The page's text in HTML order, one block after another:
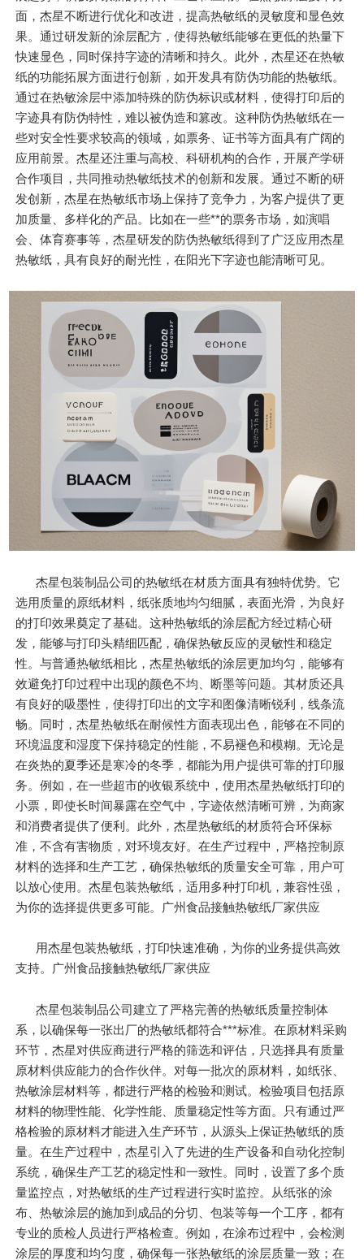
面，杰星不断进行优化和改进，提高热敏纸的灵敏度和显色效
果。通过研发新的涂层配方，使得热敏纸能够在更低的热量下
快速显色，同时保持字迹的清晰和持久。此外，杰星还在热敏
纸的功能拓展方面进行创新，如开发具有防伪功能的热敏纸。
通过在热敏涂层中添加特殊的防伪标识或材料，使得打印后的
字迹具有防伪特性，难以被伪造和篡改。这种防伪热敏纸在一
些对安全性要求较高的领域，如票务、证书等方面具有广阔的
应用前景。杰星还注重与高校、科研机构的合作，开展产学研
合作项目，共同推动热敏纸技术的创新和发展。通过不断的研
发创新，杰星在热敏纸市场上保持了竞争力，为客户提供了更
加质量、多样化的产品。比如在一些**的票务市场，如演唱
会、体育赛事等，杰星研发的防伪热敏纸得到了广泛应用杰星
热敏纸，具有良好的耐光性，在阳光下字迹也能清晰可见。
杰星包装制品公司的热敏纸在材质方面具有独特优势。它
选用质量的原纸材料，纸张质地均匀细腻，表面光滑，为良好
的打印效果奠定了基础。这种热敏纸的涂层配方经过精心研
发，能够与打印头精细匹配，确保热敏反应的灵敏性和稳定
性。与普通热敏纸相比，杰星热敏纸的涂层更加均匀，能够有
效避免打印过程中出现的颜色不均、断墨等问题。其材质还具
有良好的吸墨性，使得打印出的文字和图像清晰锐利，线条流
畅。同时，杰星热敏纸在耐候性方面表现出色，能够在不同的
环境温度和湿度下保持稳定的性能，不易褪色和模糊。无论是
在炎热的夏季还是寒冷的冬季，都能为用户提供可靠的打印服
务。例如，在一些超市的收银系统中，使用杰星热敏纸打印的
小票，即使长时间暴露在空气中，字迹依然清晰可辨，为商家
和消费者提供了便利。此外，杰星热敏纸的材质符合环保标
准，不含有害物质，对环境友好。在生产过程中，严格控制原
材料的选择和生产工艺，确保热敏纸的质量安全可靠，用户可
以放心使用。杰星包装热敏纸，适用多种打印机，兼容性强，
为你的选择提供更多可能。广州食品接触热敏纸厂家供应
用杰星包装热敏纸，打印快速准确，为你的业务提供高效
支持。广州食品接触热敏纸厂家供应
杰星包装制品公司建立了严格完善的热敏纸质量控制体
系，以确保每一张出厂的热敏纸都符合***标准。在原材料采购
环节，杰星对供应商进行严格的筛选和评估，只选择具有质量
原材料供应能力的合作伙伴。对每一批次的原材料，如纸张、
热敏涂层材料等，都进行严格的检验和测试。检验项目包括原
材料的物理性能、化学性能、质量稳定性等方面。只有通过严
格检验的原材料才能进入生产环节，从源头上保证热敏纸的质
量。在生产过程中，杰星引入了先进的生产设备和自动化控制
系统，确保生产工艺的稳定性和一致性。同时，设置了多个质
量监控点，对热敏纸的生产过程进行实时监控。从纸张的涂
布、热敏涂层的施加到成品的分切、包装等每一个工序，都有
专业的质检人员进行严格检查。例如，在涂布过程中，会检测
涂层的厚度和均匀度，确保每一张热敏纸的涂层质量一致；在